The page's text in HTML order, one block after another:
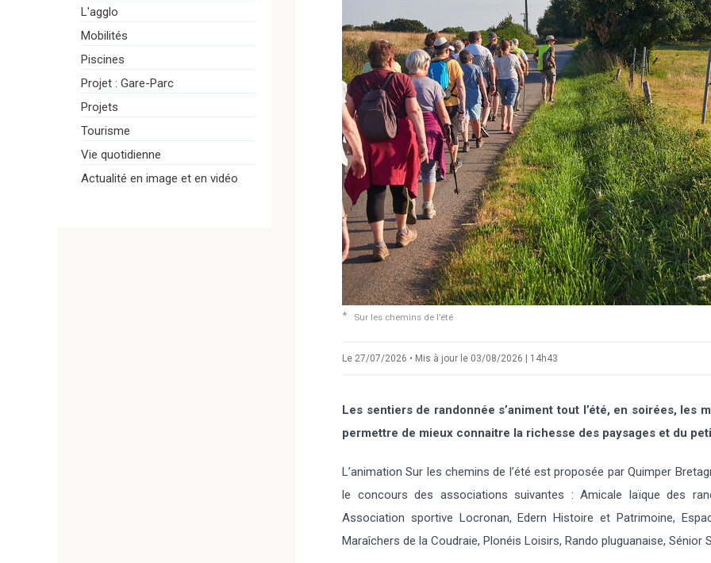
Sur les chemins de l’été
Le 27/07/2026 • Mis à jour le 03/08/2026 | 14h43
Les sentiers de randonnée s’animent tout l’été, en soirées, les
permettre de mieux connaitre la richesse des paysages et du
L’animation Sur les chemins de l’été est proposée par Quimper
le concours des associations suivantes : Amicale laïque des
Association sportive Locronan, Edern Histoire et Patrimoine,
Maraîchers de la Coudraie, Plonéis Loisirs, Rando pluguanaise, Sénior
L'agglo
Mobilités
Piscines
Projet : Gare-Parc
Projets
Tourisme
Vie quotidienne
Actualité en image et en vidéo